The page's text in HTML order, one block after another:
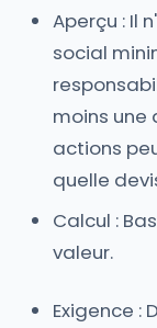
Aperçu : Il
social
moins une
actions
quelle
Calcul :
valeur.
Exigence :